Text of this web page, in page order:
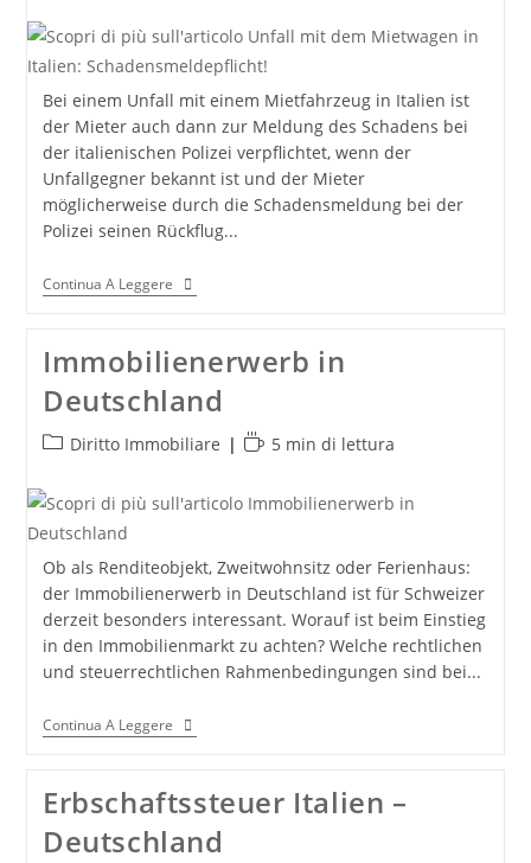
lettura:
Bei einem Unfall mit einem Mietfahrzeug in Italien ist
der Mieter auch dann zur Meldung des Schadens bei
der italienischen Polizei verpflichtet, wenn der
Unfallgegner bekannt ist und der Mieter
möglicherweise durch die Schadensmeldung bei der
Polizei seinen Rückflug...
Continua A LeggereUnfall
Mit
In
Italien:
Schadensmeldepflicht!
Immobilienerwerb in
Deutschland
Categoria
Diritto Immobiliare
Tempo
lettura:
5 min di lettura
Ob als Renditeobjekt, Zweitwohnsitz oder Ferienhaus:
der Immobilienerwerb in Deutschland ist für Schweizer
derzeit besonders interessant. Worauf ist beim Einstieg
in den Immobilienmarkt zu achten? Welche rechtlichen
und steuerrechtlichen Rahmenbedingungen sind bei...
Continua A LeggereImmobilienerwerb
In
Erbschaftssteuer Italien –
Deutschland